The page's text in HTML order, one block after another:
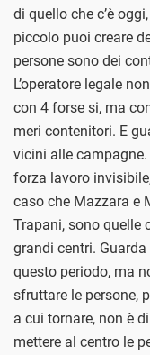
di quello che c’è
piccolo puoi creare
persone sono dei
L’operatore legale
con 4 forse si, ma
meri contenitori. E
vicini alle
forza lavoro
caso che Mazzara e
Trapani, sono quelle
grandi centri.
questo periodo, ma
sfruttare le persone,
a cui tornare, non è
mettere al centro le